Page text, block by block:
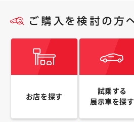
お店を探す
試乗する
展示車を探す